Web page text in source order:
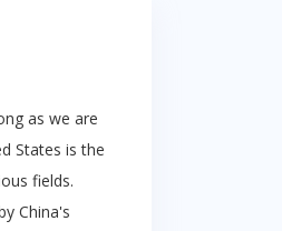
as we are
States is the
fields.
China's